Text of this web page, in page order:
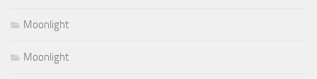
Moonlight
Moonlight